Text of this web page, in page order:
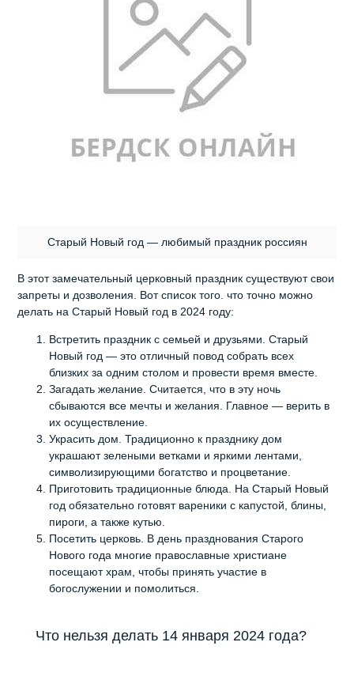
Старый Новый год — любимый праздник россиян
В этот замечательный церковный праздник существуют свои
запреты и дозволения. Вот список того. что точно можно
делать на Старый Новый год в 2024 году:
Встретить праздник с семьей и друзьями. Старый
Новый год — это отличный повод собрать всех
близких за одним столом и провести время вместе.
Загадать желание. Считается, что в эту ночь
сбываются все мечты и желания. Главное — верить в
их осуществление.
Украсить дом. Традиционно к празднику дом
украшают зелеными ветками и яркими лентами,
символизирующими богатство и процветание.
Приготовить традиционные блюда. На Старый Новый
год обязательно готовят вареники с капустой, блины,
пироги, а также кутью.
Посетить церковь. В день празднования Старого
Нового года многие православные христиане
посещают храм, чтобы принять участие в
богослужении и помолиться.
Что нельзя делать 14 января 2024 года?